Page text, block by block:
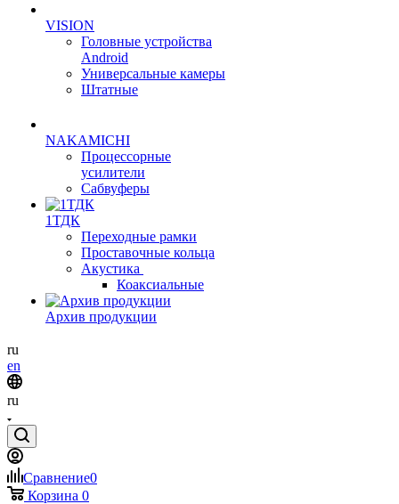
VISION
Головные устройства
Android
Универсальные камеры
Штатные
NAKAMICHI
Процессорные
усилители
Сабвуферы
1ТДК
Переходные рамки
Проставочные кольца
Акустика
Коаксиальные
Архив продукции
ru
en
ru
Сравнение0
Корзина 0